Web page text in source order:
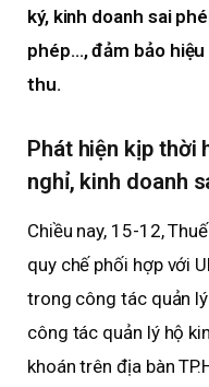
ký, kinh doanh sai
phép…, đảm bảo
thu.
Phát hiện kịp thời
nghỉ, kinh doanh
Chiều nay, 15-12,
quy chế phối hợp với
trong công tác quản
công tác quản lý hộ
khoán trên địa bàn